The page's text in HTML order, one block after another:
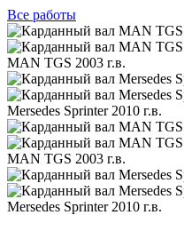
Все работы
MAN TGS 2003 г.в.
Mersedes Sprinter 2010 г.в.
MAN TGS 2003 г.в.
Mersedes Sprinter 2010 г.в.